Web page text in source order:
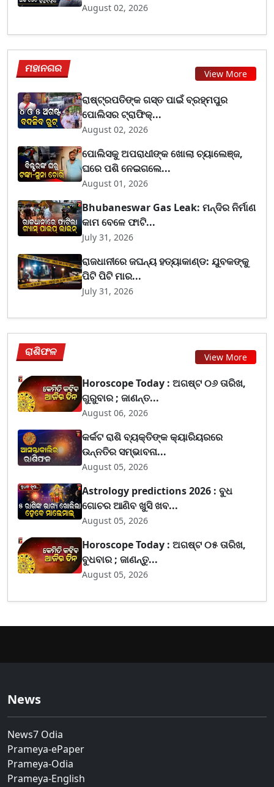
August 02, 2026
ମହାନଗର View More
ରାଷ୍ଟ୍ରପତିଙ୍କ ଗସ୍ତ ପାଇଁ ବ୍ରହ୍ମପୁର
ପୋଲିସର ଟ୍ରାଫିକ୍...
August 02, 2026
ପୋଲିସକୁ ଅପରାଧୀଙ୍କ ଖୋଲା ଚ୍ୟାଲେଞ୍ଜ,
ଘରେ ପଶି ନେଇଗଲେ...
August 01, 2026
Bhubaneswar Gas Leak: ମନ୍ଦିର ନିର୍ମାଣ
କାମ ବେଳେ ଫାଟି...
July 31, 2026
ରାଜଧାନୀରେ ଜଘନ୍ୟ ହତ୍ୟାକାଣ୍ଡ: ଯୁବକଙ୍କୁ
ପିଟି ପିଟି ମାର...
July 31, 2026
ରାଶିଫଳ View More
Horoscope Today : ଅଗଷ୍ଟ ୦୬ ତାରିଖ,
ଗୁରୁବାର ; ଜାଣନ୍ତ...
August 06, 2026
କର୍କଟ ରାଶି ବ୍ୟକ୍ତିଙ୍କ କ୍ୟାରିୟରରେ
ଉନ୍ନତିର ସମ୍ଭାବନା...
August 05, 2026
Astrology predictions 2026 : ବୁଧ
ଗୋଚର ଆଣିବ ଖୁସି ଖବ...
August 05, 2026
Horoscope Today : ଅଗଷ୍ଟ ୦୫ ତାରିଖ,
ବୁଧବାର ; ଜାଣନ୍ତୁ...
August 05, 2026
News
News7 Odia
Prameya-ePaper
Prameya-Odia
Prameya-English